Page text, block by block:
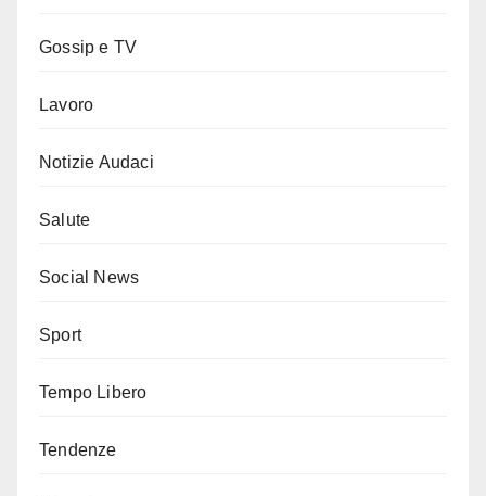
Gossip e TV
Lavoro
Notizie Audaci
Salute
Social News
Sport
Tempo Libero
Tendenze